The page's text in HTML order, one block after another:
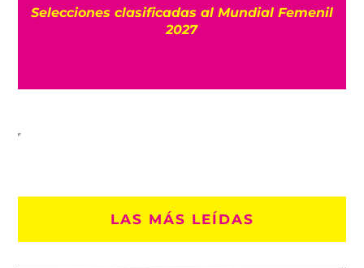
Selecciones clasificadas al Mundial Femenil
2027
LAS MÁS LEÍDAS